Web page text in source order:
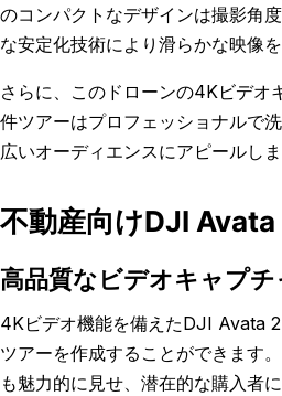
のコンパクトなデザインは撮影角
な安定化技術により滑らかな映像を
さらに、このドローンの4Kビデオ
件ツアーはプロフェッショナルで
広いオーディエンスにアピールしま
不動産向けDJI
高品質なビデオキャプチ
4Kビデオ機能を備えたDJI Avata
ツアーを作成することができます
も魅力的に見せ、潜在的な購入者